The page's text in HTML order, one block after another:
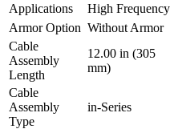
Applications
High Frequency
Armor Option Without Armor
Cable
Assembly
Length
12.00 in (305
mm)
Cable
Assembly
Type
in-Series